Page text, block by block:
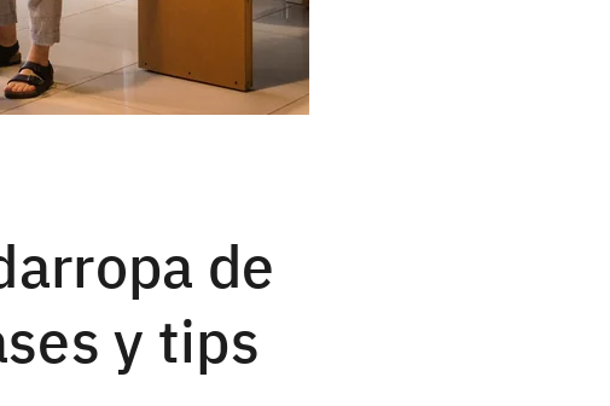
de
y tips